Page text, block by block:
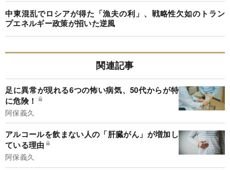
中東混乱でロシアが得た「漁夫の利」、戦略性欠如のトラン
プエネルギー政策が招いた逆風
関連記事
足に異常が現れる6つの怖い病気、50代からが特
に危険！
阿保義久
アルコールを飲まない人の「肝臓がん」が増加し
ている理由
阿保義久